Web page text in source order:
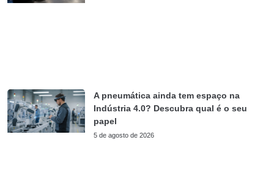
A pneumática ainda tem espaço na
Indústria 4.0? Descubra qual é o seu
papel
5 de agosto de 2026